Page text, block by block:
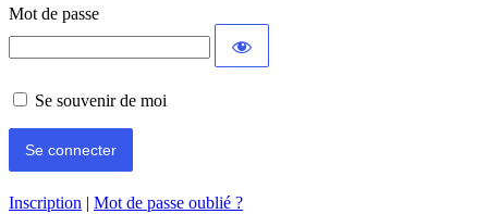
Mot de passe
Se souvenir de moi
Inscription | Mot de passe oublié ?